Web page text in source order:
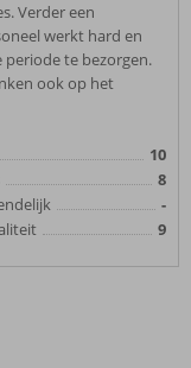
Verder een
werkt hard en
periode te bezorgen.
ook op het
10
8
-
9